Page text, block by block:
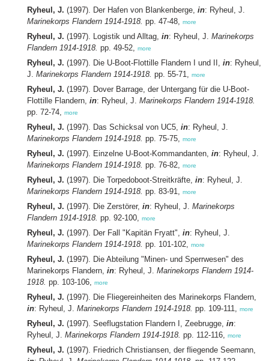
Ryheul, J. (1997). Der Hafen von Blankenberge, in: Ryheul, J.
Marinekorps Flandern 1914-1918. pp. 47-48, more
Ryheul, J. (1997). Logistik und Alltag, in: Ryheul, J. Marinekorps
Flandern 1914-1918. pp. 49-52, more
Ryheul, J. (1997). Die U-Boot-Flottille Flandern I und II, in: Ryheul,
J. Marinekorps Flandern 1914-1918. pp. 55-71, more
Ryheul, J. (1997). Dover Barrage, der Untergang für die U-Boot-
Flottille Flandern, in: Ryheul, J. Marinekorps Flandern 1914-1918.
pp. 72-74, more
Ryheul, J. (1997). Das Schicksal von UC5, in: Ryheul, J.
Marinekorps Flandern 1914-1918. pp. 75-75, more
Ryheul, J. (1997). Einzelne U-Boot-Kommandanten, in: Ryheul, J.
Marinekorps Flandern 1914-1918. pp. 76-82, more
Ryheul, J. (1997). Die Torpedoboot-Streitkräfte, in: Ryheul, J.
Marinekorps Flandern 1914-1918. pp. 83-91, more
Ryheul, J. (1997). Die Zerstörer, in: Ryheul, J. Marinekorps
Flandern 1914-1918. pp. 92-100, more
Ryheul, J. (1997). Der Fall "Kapitän Fryatt", in: Ryheul, J.
Marinekorps Flandern 1914-1918. pp. 101-102, more
Ryheul, J. (1997). Die Abteilung "Minen- und Sperrwesen" des
Marinekorps Flandern, in: Ryheul, J. Marinekorps Flandern 1914-
1918. pp. 103-106, more
Ryheul, J. (1997). Die Fliegereinheiten des Marinekorps Flandern,
in: Ryheul, J. Marinekorps Flandern 1914-1918. pp. 109-111, more
Ryheul, J. (1997). Seeflugstation Flandern I, Zeebrugge, in:
Ryheul, J. Marinekorps Flandern 1914-1918. pp. 112-116, more
Ryheul, J. (1997). Friedrich Christiansen, der fliegende Seemann,